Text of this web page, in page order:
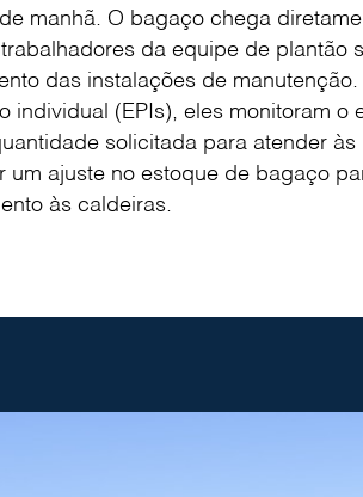
manhã. O bagaço chega
da equipe de plantão
das instalações de
individual (EPIs), eles monitoram o
solicitada para atender
um ajuste no estoque de bagaço
às caldeiras.